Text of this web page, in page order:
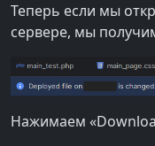
Теперь если мы
сервере, мы
Нажимаем